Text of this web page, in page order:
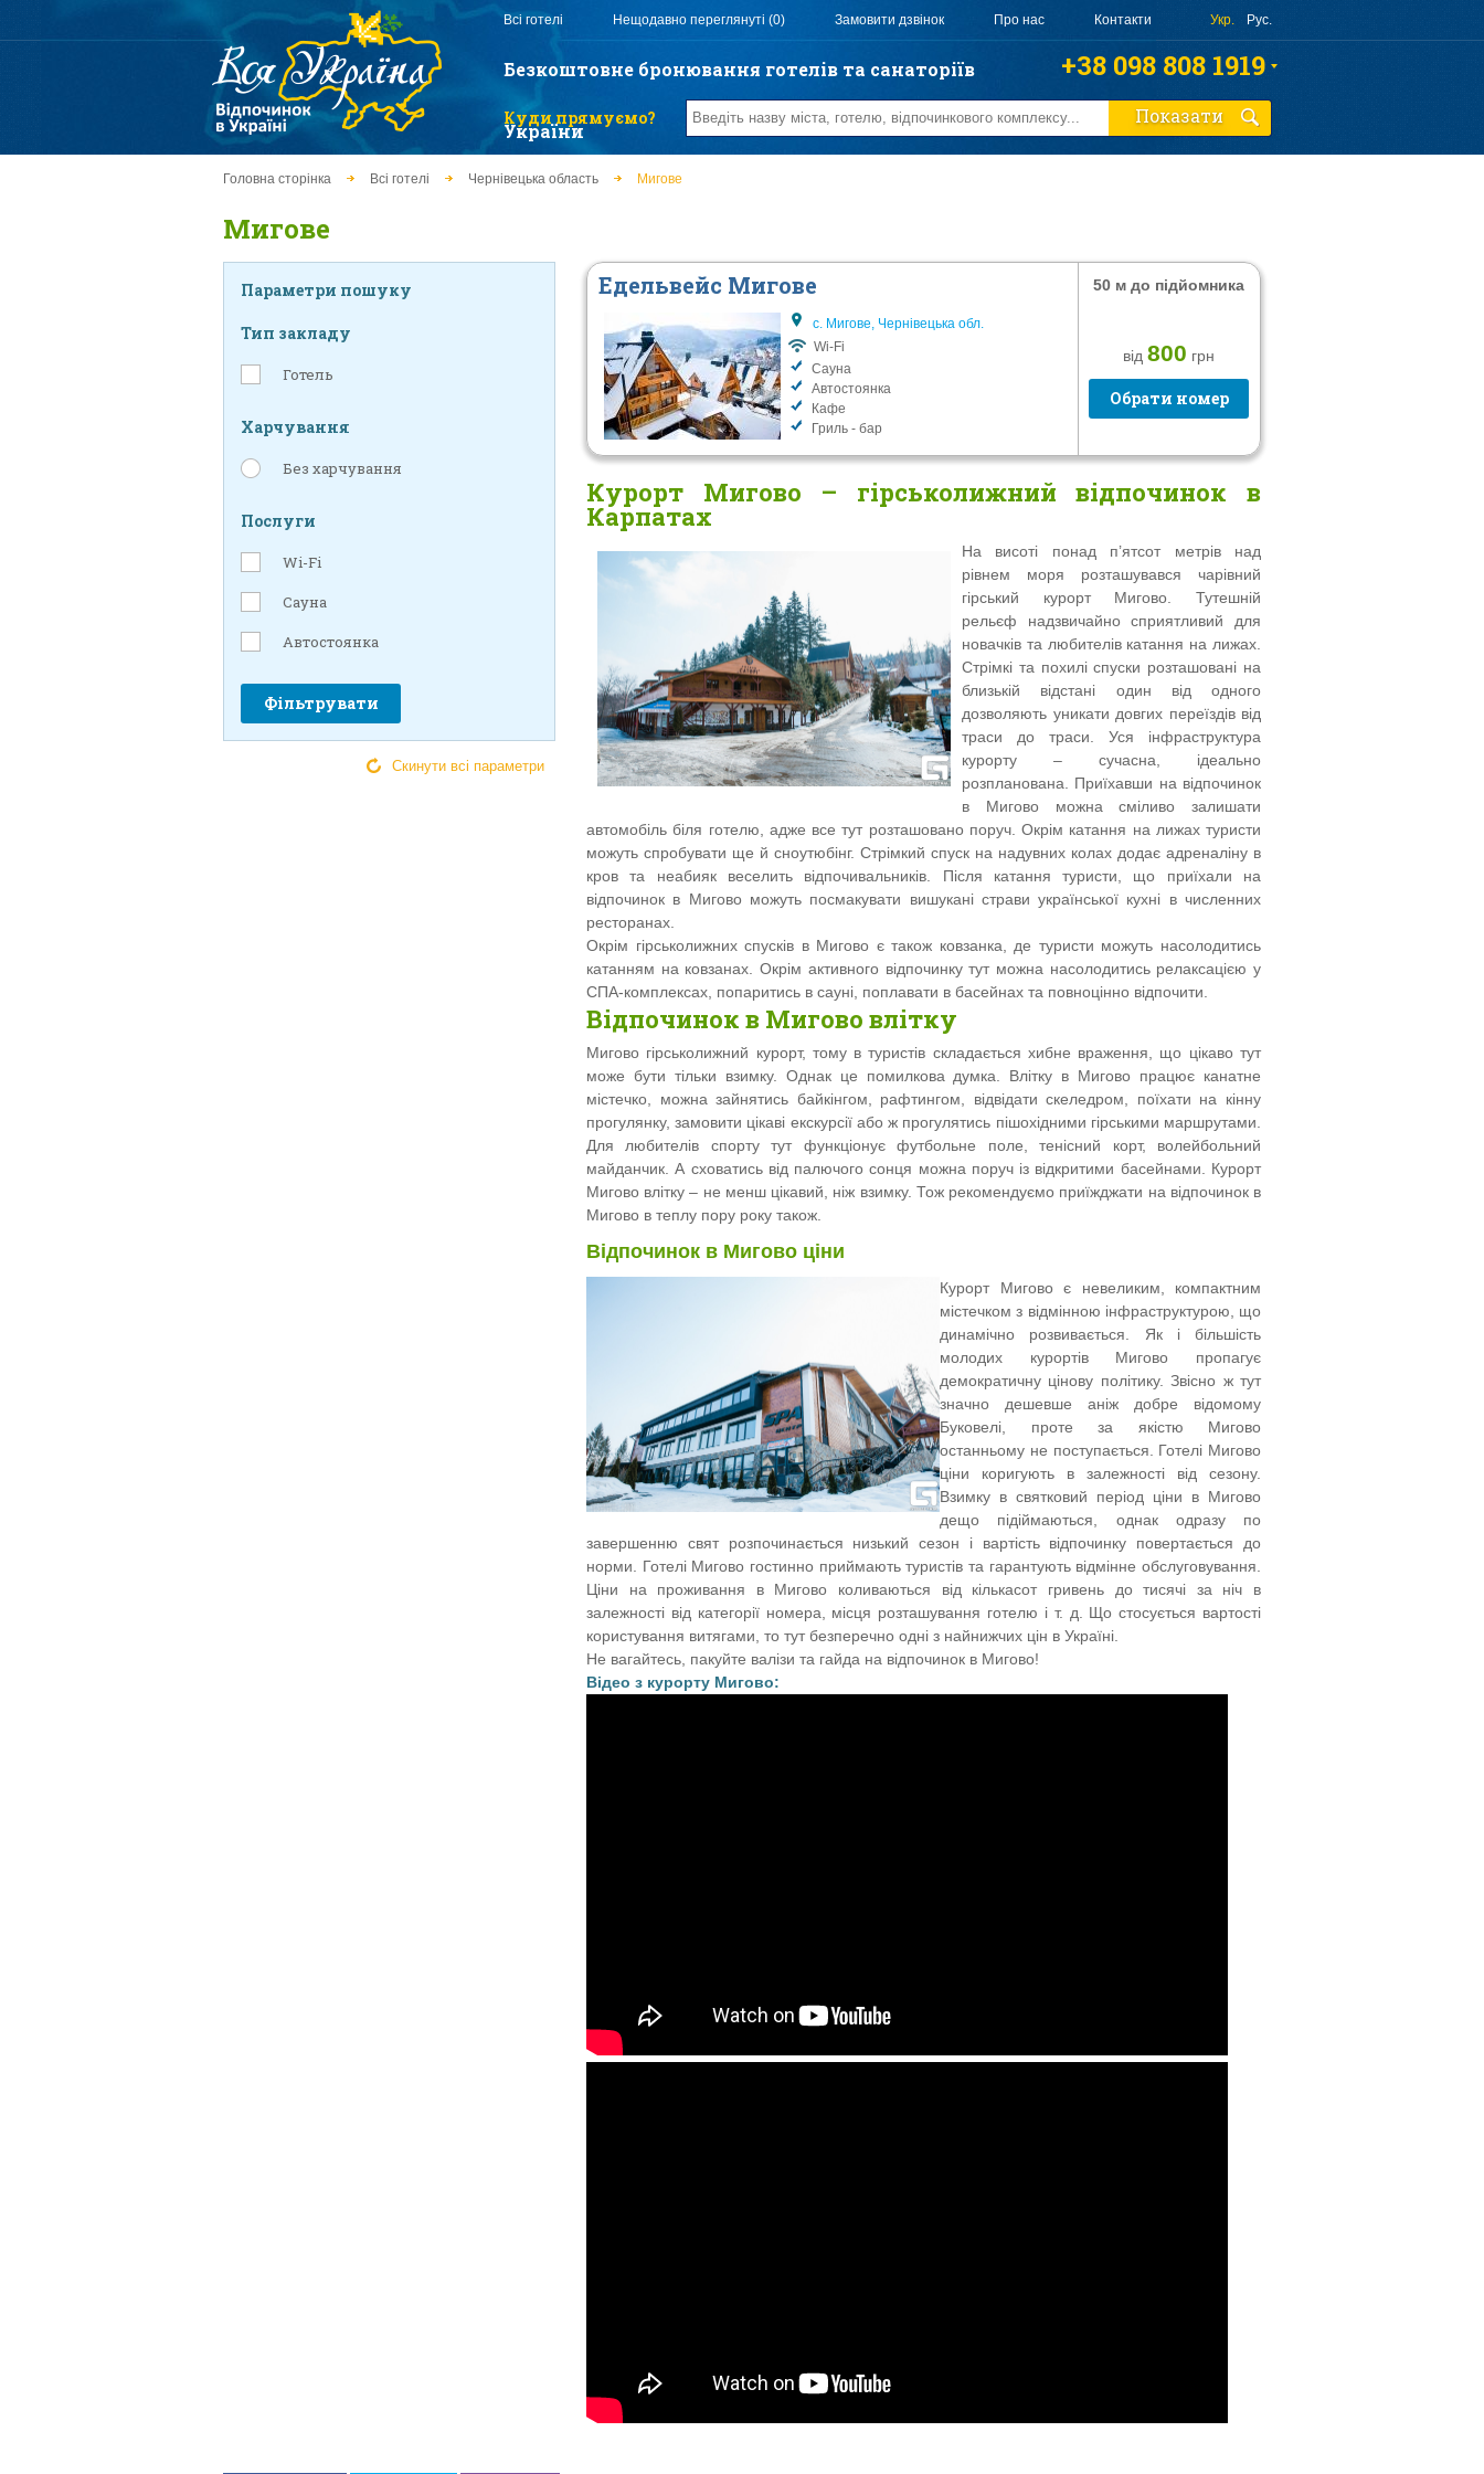
Головна сторінка Всі готелі Чернівецька область Мигове
Мигове
Курорт Мигово – гірськолижний відпочинок в
Карпатах
На висоті понад п’ятсот метрів над
рівнем моря розташувався чарівний
гірський курорт Мигово. Тутешній
рельєф надзвичайно сприятливий для
новачків та любителів катання на лижах.
Стрімкі та похилі спуски розташовані на
близькій відстані один від одного
дозволяють уникати довгих переїздів від
траси до траси. Уся інфраструктура
курорту – сучасна, ідеально
розпланована. Приїхавши на відпочинок
в Мигово можна сміливо залишати
автомобіль біля готелю, адже все тут розташовано поруч. Окрім катання на лижах туристи
можуть спробувати ще й сноутюбінг. Стрімкий спуск на надувних колах додає адреналіну в
кров та неабияк веселить відпочивальників. Після катання туристи, що приїхали на
відпочинок в Мигово можуть посмакувати вишукані страви української кухні в численних
ресторанах.
Окрім гірськолижних спусків в Мигово є також ковзанка, де туристи можуть насолодитись
катанням на ковзанах. Окрім активного відпочинку тут можна насолодитись релаксацією у
СПА-комплексах, попаритись в сауні, поплавати в басейнах та повноцінно відпочити.
Відпочинок в Мигово влітку
Мигово гірськолижний курорт, тому в туристів складається хибне враження, що цікаво тут
може бути тільки взимку. Однак це помилкова думка. Влітку в Мигово працює канатне
містечко, можна зайнятись байкінгом, рафтингом, відвідати скеледром, поїхати на кінну
прогулянку, замовити цікаві екскурсії або ж прогулятись пішохідними гірськими маршрутами.
Для любителів спорту тут функціонує футбольне поле, тенісний корт, волейбольний
майданчик. А сховатись від палючого сонця можна поруч із відкритими басейнами. Курорт
Мигово влітку – не менш цікавий, ніж взимку. Тож рекомендуємо приїжджати на відпочинок в
Мигово в теплу пору року також.
Відпочинок в Мигово ціни
Курорт Мигово є невеликим, компактним
містечком з відмінною інфраструктурою, що
динамічно розвивається. Як і більшість
молодих курортів Мигово пропагує
демократичну цінову політику. Звісно ж тут
значно дешевше аніж добре відомому
Буковелі, проте за якістю Мигово
останньому не поступається. Готелі Мигово
ціни коригують в залежності від сезону.
Взимку в святковий період ціни в Мигово
дещо підіймаються, однак одразу по
завершенню свят розпочинається низький сезон і вартість відпочинку повертається до
норми. Готелі Мигово гостинно приймають туристів та гарантують відмінне обслуговування.
Ціни на проживання в Мигово коливаються від кількасот гривень до тисячі за ніч в
залежності від категорії номера, місця розташування готелю і т. д. Що стосується вартості
користування витягами, то тут безперечно одні з найнижчих цін в Україні.
Не вагайтесь, пакуйте валізи та гайда на відпочинок в Мигово!
Відео з курорту Мигово:
Едельвейс Мигове
с. Мигове, Чернівецька обл.
Wi-Fi
Сауна
Автостоянка
Кафе
Гриль - бар
50 м до підйомника
від800 грн
Обрати номер
Параметри пошуку
Тип закладу
Готель
Харчування
Без харчування
Послуги
Wi-Fi
Сауна
Автостоянка
Фільтрувати
Скинути всі параметри
Всі готелі Нещодавно переглянуті (0) Замовити дзвінок Про нас Контакти Укр. Рус.
Безкоштовне бронювання готелів та санаторіїв
України
+38 098 808 1919
+38 063 808 1919
+38 095 010 4644
Куди прямуємо? Показати